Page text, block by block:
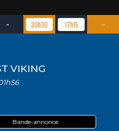
- 20h30 17h15 -
VIKING
Bande-annonce